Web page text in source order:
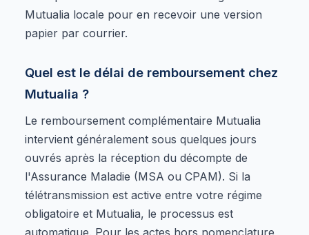
Mutualia locale pour en recevoir une version
papier par courrier.
Quel est le délai de remboursement chez
Mutualia ?
Le remboursement complémentaire Mutualia
intervient généralement sous quelques jours
ouvrés après la réception du décompte de
l'Assurance Maladie (MSA ou CPAM). Si la
télétransmission est active entre votre régime
obligatoire et Mutualia, le processus est
automatique. Pour les actes hors nomenclature